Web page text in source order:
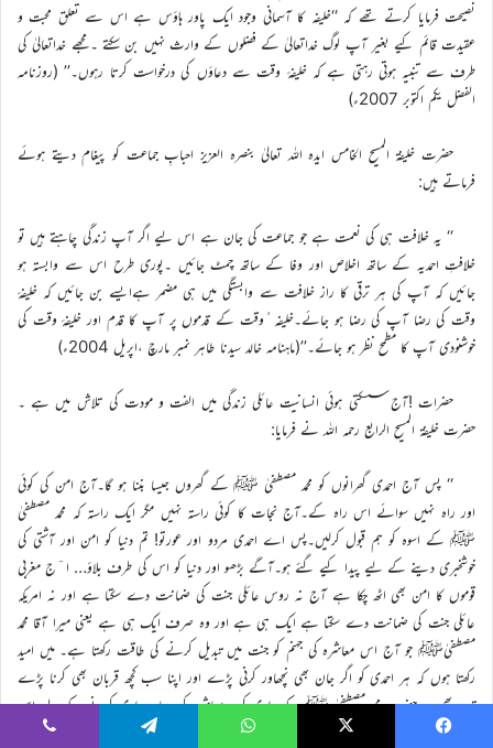
نصیحت فرمایا کرتے تھے کہ ‘‘خلیفہ کا آسمانی وجود ایک پاور ہاؤس ہے اس سے تعلق محبت و
عقیدت قائم کیے بغیر آپ لوگ خداتعالیٰ کے فضلوں کے وارث نہیں بن سکتے ۔مجھے خداتعالیٰ کی
طرف سے تنبیہ ہوتی رہتی ہے کہ خلیفۂ وقت سے دعاؤں کی درخواست کرتا رہوں۔’’ (روزنامہ
الفضل یکم اکتوبر 2007ء)
حضرت خلیفۃ المسیح الخامس ایدہ اللہ تعالیٰ بنصرہ العزیز احبابِ جماعت کو پیغام دیتے ہوئے
فرماتے ہیں:
‘‘ یہ خلافت ہی کی نعمت ہے جو جماعت کی جان ہے اس لیے اگر آپ زندگی چاہتے ہیں تو
خلافتِ احمدیہ کے ساتھ اخلاص اور وفا کے ساتھ چمٹ جائیں ۔پوری طرح اس سے وابستہ ہو
جائیں کہ آپ کی ہر ترقی کا راز خلافت سے وابستگی میں ہی مضمر ہےایسے بن جائیں کہ خلیفۂ
وقت کی رضا آپ کی رضا ہو جائے۔خلیفہ ٔوقت کے قدموں پر آپ کا قدم اور خلیفۂ وقت کی
خوشنودی آپ کا مطمح نظر ہو جائے۔’’(ماہنامہ خالد سیدنا طاہر نمبر مارچ ،اپریل 2004ء)
حضرات !آج سسکتی ہوئی انسانیت عائلی زندگی میں الفت و مودت کی تلاش میں ہے ۔
حضرت خلیفۃ المسیح الرابع رحمہ اللہ نے فرمایا:
‘‘ پس آج احمدی گھرانوں کو محمد مصطفیٰ ﷺ کے گھروں جیسا بننا ہو گا۔آج امن کی کوئی
اور راہ نہیں سوائے اس راہ کے۔آج نجات کا کوئی راستہ نہیں مگر ایک راستہ کہ محمد مصطفیٰ
ﷺ کے اسوہ کو ہم قبول کرلیں۔پس اے احمدی مردو اور عورتو! تم دنیا کو امن اور آشتی کی
خوشخبری دینے کے لیے پیدا کیے گئے ہو۔آگے بڑھو اور دنیا کو اس کی طرف بلاؤ… ا ٓج مغربی
قوموں کا امن بھی اٹھ چکا ہے آج نہ روس عائلی جنت کی ضمانت دے سکتا ہے اور نہ امریکہ
عائلی جنت کی ضمانت دے سکتا ہے ایک ہی ہے اور وہ صرف ایک ہی ہے یعنی میرا آقا محمد
مصطفیٰﷺ جو آج اس معاشرہ کی جہنم کو جنت میں تبدیل کرنے کی طاقت رکھتا ہے۔ میں امید
رکھتا ہوں کہ ہر احمدی کو اگر جان بھی نچھاور کرنی پڑے اور اپنا سب کچھ قربان بھی کرنا پڑے
تب بھی وہ حضرت محمد مصطفیٰ ﷺ کے جاری کردہ معاشرہ کو دوبارہ جاری کرنے کے لیے اس